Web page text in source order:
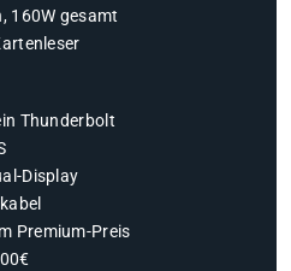
160W gesamt
Thunderbolt
Display
Premium-Preis